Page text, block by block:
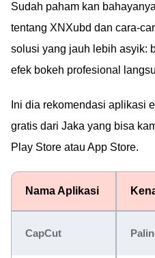
Sudah paham kan
tentang XNXubd dan cara-
solusi yang jauh lebih asyik:
efek bokeh profesional
Ini dia rekomendasi aplikasi
gratis dari Jaka yang bisa
Play Store atau App Store.
Nama Aplikasi
CapCut